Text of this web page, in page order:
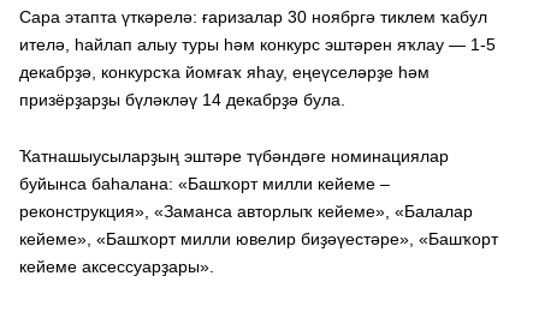
Сара этапта үткәрелә: ғаризалар 30 ноябргә тиклем ҡабул
ителә, һайлап алыу туры һәм конкурс эштәрен яҡлау — 1-5
декабрҙә, конкурсҡа йомғаҡ яһау, еңеүселәрҙе һәм
призёрҙарҙы бүләкләү 14 декабрҙә була.
Ҡатнашыусыларҙың эштәре түбәндәге номинациялар
буйынса баһалана: «Башҡорт милли кейеме –
реконструкция», «Заманса авторлыҡ кейеме», «Балалар
кейеме», «Башҡорт милли ювелир биҙәүестәре», «Башҡорт
кейеме аксессуарҙары».